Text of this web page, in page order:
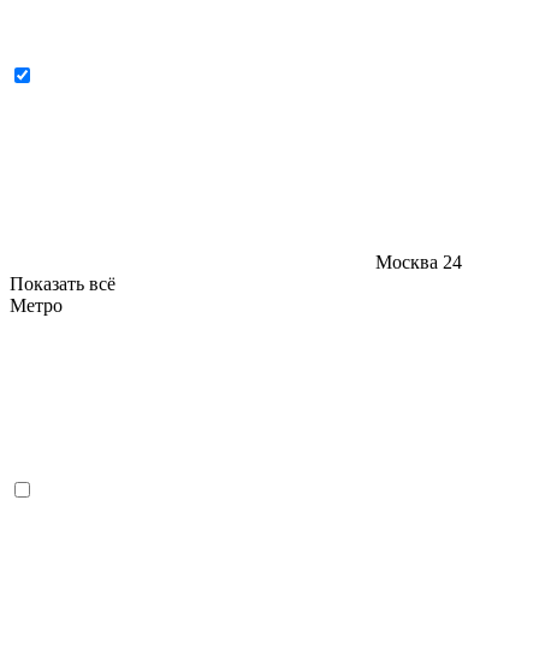
Москва 24
Показать всё
Метро